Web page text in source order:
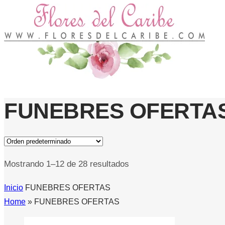
FUNEBRES
Mostrando 1–12 de 28 resultados
Inicio FUNEBRES OFERTAS
Home » FUNEBRES OFERTAS